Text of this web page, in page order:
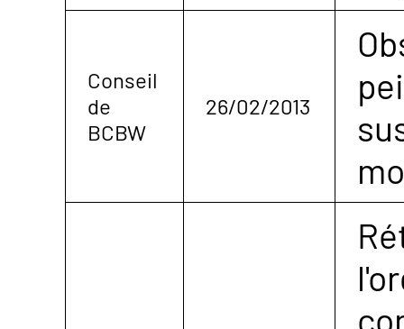
Conseil
de
BCBW
26/02/2013